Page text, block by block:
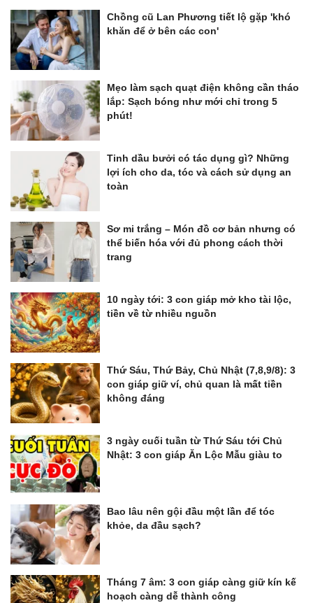
Chồng cũ Lan Phương tiết lộ gặp 'khó
khăn để ở bên các con'
Mẹo làm sạch quạt điện không cần tháo
lắp: Sạch bóng như mới chỉ trong 5
phút!
Tinh dầu bưởi có tác dụng gì? Những
lợi ích cho da, tóc và cách sử dụng an
toàn
Sơ mi trắng – Món đồ cơ bản nhưng có
thể biến hóa với đủ phong cách thời
trang
10 ngày tới: 3 con giáp mở kho tài lộc,
tiền về từ nhiều nguồn
Thứ Sáu, Thứ Bảy, Chủ Nhật (7,8,9/8): 3
con giáp giữ ví, chủ quan là mất tiền
không đáng
3 ngày cuối tuần từ Thứ Sáu tới Chủ
Nhật: 3 con giáp Ăn Lộc Mẫu giàu to
Bao lâu nên gội đầu một lần để tóc
khỏe, da đầu sạch?
Tháng 7 âm: 3 con giáp càng giữ kín kế
hoạch càng dễ thành công